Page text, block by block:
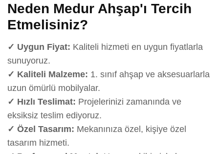
Neden Medur Ahşap'ı Tercih
Etmelisiniz?
✓ Uygun Fiyat: Kaliteli hizmeti en uygun fiyatlarla
sunuyoruz.
✓ Kaliteli Malzeme: 1. sınıf ahşap ve aksesuarlarla
uzun ömürlü mobilyalar.
✓ Hızlı Teslimat: Projelerinizi zamanında ve
eksiksiz teslim ediyoruz.
✓ Özel Tasarım: Mekanınıza özel, kişiye özel
tasarım hizmeti.